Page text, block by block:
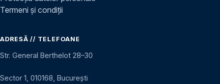
Termeni și condiții
ADRESĂ // TELEFOANE
Str. General Berthelot 28–30
Sector 1, 010168, București